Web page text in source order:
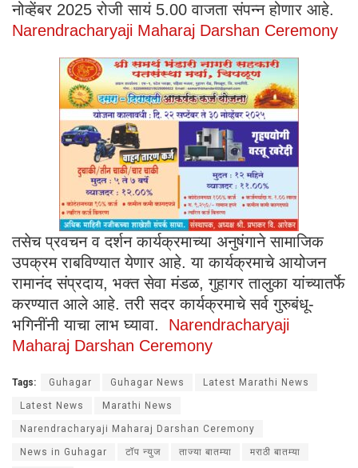
नोव्हेंबर 2025 रोजी सायं 5.00 वाजता संपन्न होणार आहे.
Narendracharyaji Maharaj Darshan Ceremony
तसेच प्रवचन व दर्शन कार्यक्रमाच्या अनुषंगाने सामाजिक
उपक्रम राबविण्यात येणार आहे. या कार्यक्रमाचे आयोजन
रामानंद संप्रदाय, भक्त सेवा मंडळ, गुहागर तालुका यांच्यातर्फे
करण्यात आले आहे. तरी सदर कार्यक्रमाचे सर्व गुरुबंधू-
भगिनींनी याचा लाभ घ्यावा. Narendracharyaji
Maharaj Darshan Ceremony
Tags: Guhagar Guhagar News Latest Marathi News
Latest News Marathi News
Narendracharyaji Maharaj Darshan Ceremony
News in Guhagar टॉप न्युज ताज्या बातम्या मराठी बातम्या